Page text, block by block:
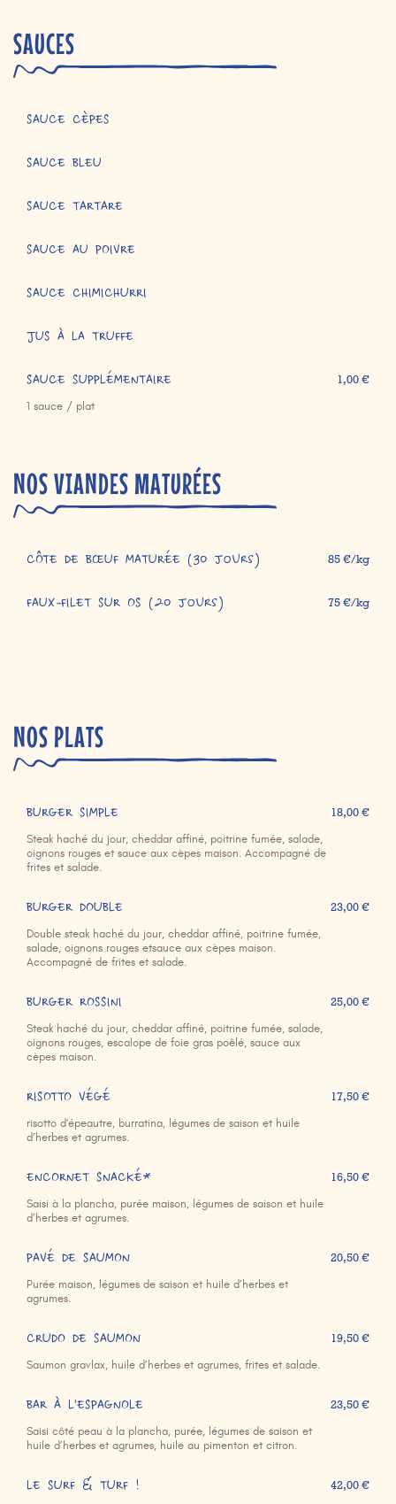
SAUCES
SAUCE CÈPES
SAUCE BLEU
SAUCE TARTARE
SAUCE AU POIVRE
SAUCE CHIMICHURRI
JUS À LA TRUFFE
SAUCE SUPPLÉMENTAIRE
1 sauce / plat
1,00 €
NOS VIANDES MATURÉES
CÔTE DE BŒUF MATURÉE (30 jours) 85 €/kg
FAUX-FILET SUR OS (20 jours) 75 €/kg
NOS PLATS
BURGER SIMPLE
Steak haché du jour, cheddar affiné, poitrine fumée, salade,
oignons rouges et sauce aux cèpes maison. Accompagné de
frites et salade.
18,00 €
BURGER DOUBLE
Double steak haché du jour, cheddar affiné, poitrine fumée,
salade, oignons rouges etsauce aux cèpes maison.
Accompagné de frites et salade.
23,00 €
BURGER ROSSINI
Steak haché du jour, cheddar affiné, poitrine fumée, salade,
oignons rouges, escalope de foie gras poêlé, sauce aux
cèpes maison.
25,00 €
RISOTTO VÉGÉ
risotto d'épeautre, burratina, légumes de saison et huile
d’herbes et agrumes.
17,50 €
ENCORNET SNACKÉ*
Saisi à la plancha, purée maison, légumes de saison et huile
d’herbes et agrumes.
16,50 €
PAVÉ DE SAUMON
Purée maison, légumes de saison et huile d’herbes et
agrumes.
20,50 €
CRUDO DE SAUMON
Saumon gravlax, huile d’herbes et agrumes, frites et salade.
19,50 €
BAR À L'ESPAGNOLE
Saisi côté peau à la plancha, purée, légumes de saison et
huile d’herbes et agrumes, huile au pimenton et citron.
23,50 €
LE SURF & TURF ! 42,00 €